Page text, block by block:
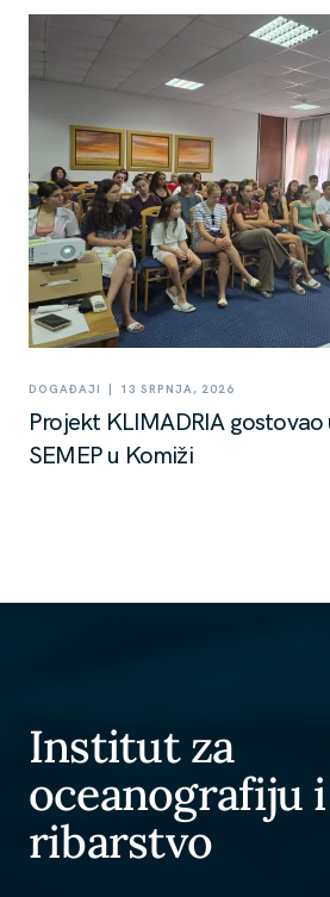
DOGAĐAJI | 13 SRPNJA, 2026
Projekt KLIMADRIA
SEMEP u Komiži
Institut za
oceanografiju i
ribarstvo